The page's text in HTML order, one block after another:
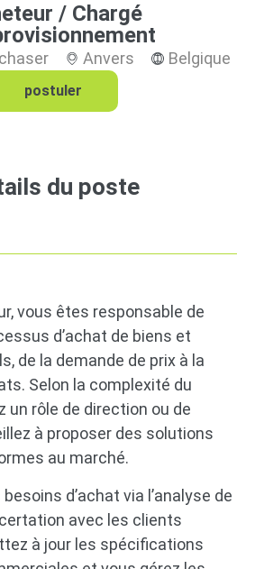
/ Chargé
Anvers Belgique
postuler
du poste
vous êtes responsable de
d’achat de biens et
de la demande de prix à la
Selon la complexité du
un rôle de direction ou de
à proposer des solutions
au marché.
d’achat via l’analyse de
avec les clients
à jour les spécifications